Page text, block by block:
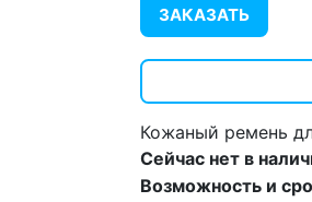
ЗАКАЗАТЬ
Кожаный ремень
Сейчас нет в
Возможность и